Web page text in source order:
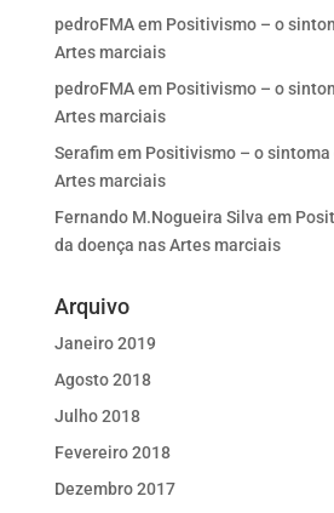
pedroFMAem Positivismo – o
Artes marciais
pedroFMAem Positivismo – o
Artes marciais
Serafimem Positivismo – o sintoma
Artes marciais
Fernando M.Nogueira Silva em
da doença nas Artes marciais
Arquivo
Janeiro 2019
Agosto 2018
Julho 2018
Fevereiro 2018
Dezembro 2017